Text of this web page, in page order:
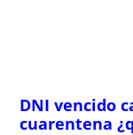
DNI vencido
cuarentena